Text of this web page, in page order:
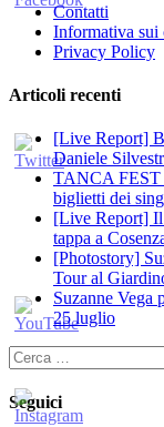
Contatti
Informativa sui
Privacy Policy
Articoli recenti
[Live Report]
Daniele
TANCA FEST
biglietti dei
[Live Report] Il
tappa a
[Photostory]
Tour al
Suzanne Vega
25 luglio
Ricerca
per:
Seguici